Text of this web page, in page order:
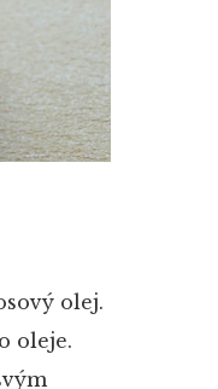
olej.
oleje.